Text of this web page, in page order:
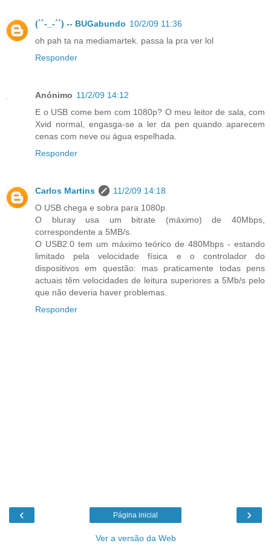
(``-_-´´) -- BUGabundo 10/2/09 11:36
oh pah ta na mediamartek. passa la pra ver lol
Responder
Anónimo 11/2/09 14:12
E o USB come bem com 1080p? O meu leitor de sala, com
Xvid normal, engasga-se a ler da pen quando aparecem
cenas com neve ou água espelhada.
Responder
Carlos Martins
11/2/09 14:18
O USB chega e sobra para 1080p.
O bluray usa um bitrate (máximo) de 40Mbps,
correspondente a 5MB/s.
O USB2.0 tem um máximo teórico de 480Mbps - estando
limitado pela velocidade física e o controlador do
dispositivos em questão: mas praticamente todas pens
actuais têm velocidades de leitura superiores a 5Mb/s pelo
que não deveria haver problemas.
Responder
‹ ›
Página inicial
Ver a versão da Web